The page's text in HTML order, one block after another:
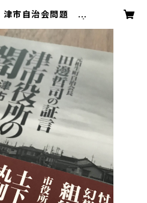
市自治会問題 元
タイムズ